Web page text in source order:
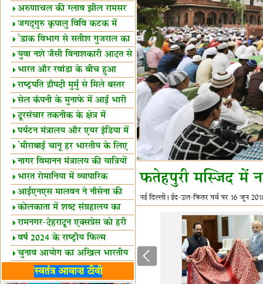
केलिए खुशखबरी!
अरुणाचल की ग्लाव झील रामसर
स्थल घोषित
जगद्गुरु कृपालु विवि कटक में
शैक्षिक सत्र शुरू
'डाक विभाग से सतीश गुजराल का
रिश्ता गहरा'
युवा नशे जैसी विनाशकारी आदत से
दूर रहें-मोदी
भारत और रवांडा के बीच हुआ
व्यापार विस्तार
राष्ट्रपति द्रौपदी मुर्मु से मिले बस्तर
के प्रतिनिधि
सेल कंपनी के मुनाफे में आई भारी
उछाल!
दूरसंचार तकनीक के क्षेत्र में
उत्कृष्टता पुरस्कार
पर्यटन मंत्रालय और एयर इंडिया में
समझौता
'मीराबाई चानू हर भारतीय के लिए
प्रेरणा'
नागर विमानन मंत्रालय की यात्रियों
को सलाह
भारत रोमानिया में व्यापारिक
साझेदारियां
आईएनएस मालवन ने नौसेना की
ताकत बढ़ाई
कोलकाता में शब्द संग्रहालय का
उद्घाटन
रामनगर-देहरादून एक्सप्रेस को हरी
झंडीवर्ष 2024 के राष्ट्रीय फिल्म
पुरस्कारों की घोषणा
चुनाव आयोग का अखिल भारतीय
मीडिया सम्मेलन
भारत में केवड़े का अस्तित्‍व 24
स्वतंत्र आवाज़ टीवी
फतेहपुरी मस्जिद में
नई दिल्ली। ईद-उल-फितर पर्व पर 16 जून